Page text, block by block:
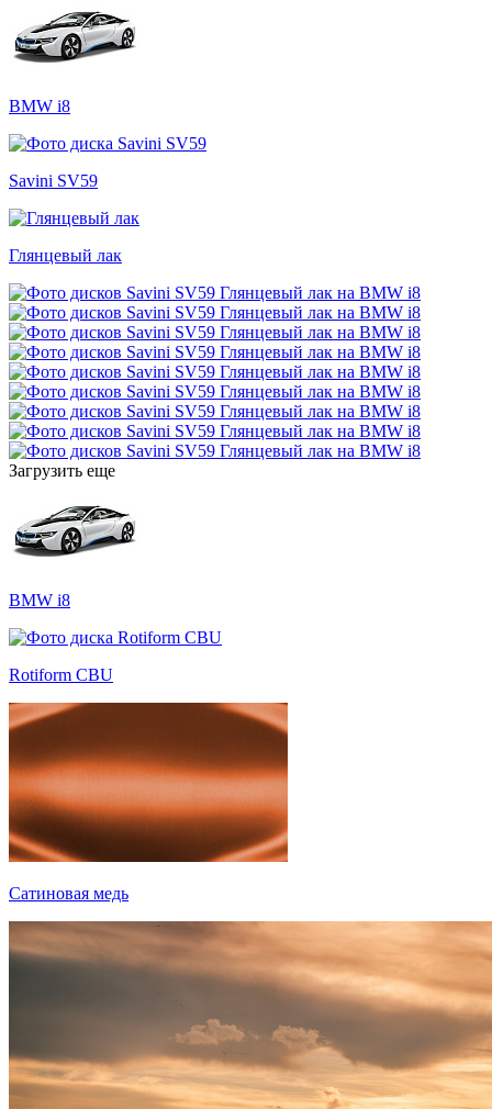
BMW i8
Savini SV59
Глянцевый лак
Загрузить еще
BMW i8
Rotiform CBU
Сатиновая медь